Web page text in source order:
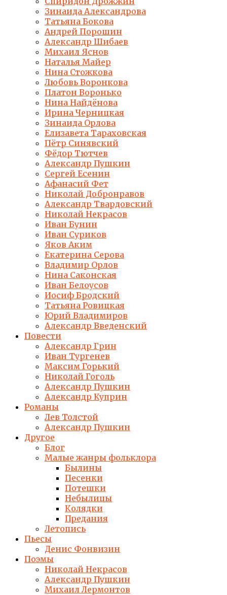
Зинаида Александрова
Татьяна Бокова
Андрей Порошин
Александр Шибаев
Михаил Яснов
Наталья Майер
Нина Стожкова
Любовь Воронкова
Платон Воронько
Нина Найдёнова
Ирина Черницкая
Зинаида Орлова
Елизавета Тараховская
Пётр Синявский
Фёдор Тютчев
Александр Пушкин
Сергей Есенин
Афанасий Фет
Николай Добронравов
Александр Твардовский
Николай Некрасов
Иван Бунин
Иван Суриков
Яков Аким
Екатерина Серова
Владимир Орлов
Нина Саконская
Иван Белоусов
Иосиф Бродский
Татьяна Ровицкая
Юрий Владимиров
Александр Введенский
Повести
Александр Грин
Иван Тургенев
Максим Горький
Николай Гоголь
Александр Пушкин
Александр Куприн
Романы
Лев Толстой
Александр Пушкин
Другое
Блог
Малые жанры фольклора
Былины
Песенки
Потешки
Небылицы
Колядки
Предания
Летопись
Пьесы
Денис Фонвизин
Поэмы
Николай Некрасов
Александр Пушкин
Михаил Лермонтов